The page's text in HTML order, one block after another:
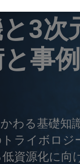
3次
事
わる基礎知
ライボロジ
資源化に向